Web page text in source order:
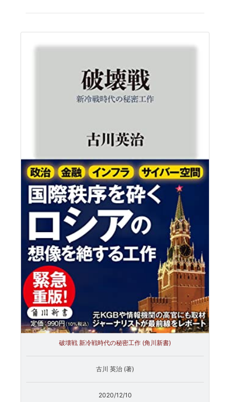
破壊戦 新冷戦時代の秘密工作 (角川新書)
古川 英治 (著)
2020/12/10